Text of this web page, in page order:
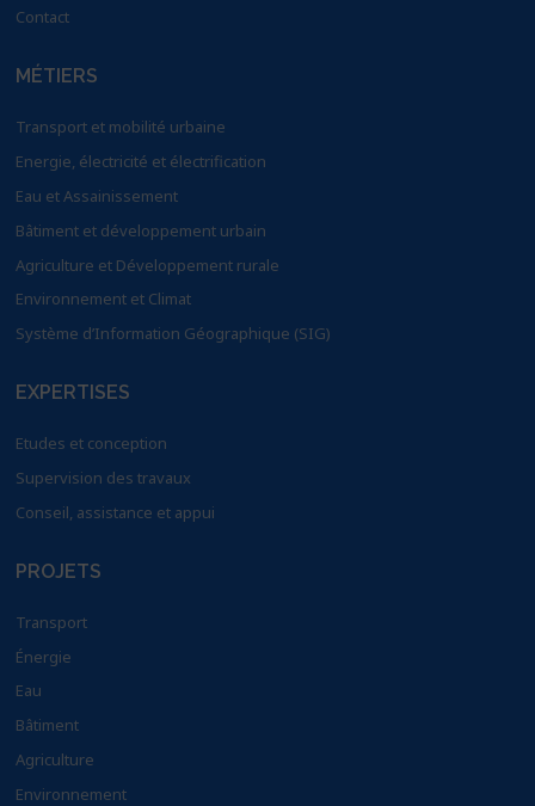
Contact
MÉTIERS
Transport et mobilité urbaine
Energie, électricité et électrification
Eau et Assainissement
Bâtiment et développement urbain
Agriculture et Développement rurale
Environnement et Climat
Système d’Information Géographique (SIG)
EXPERTISES
Etudes et conception
Supervision des travaux
Conseil, assistance et appui
PROJETS
Transport
Énergie
Eau
Bâtiment
Agriculture
Environnement